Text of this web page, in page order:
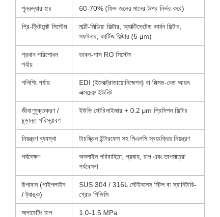
পুনরুদ্ধার হার 60-70% (ফিড জলের মানের উপর নির্ভর করে)
প্রি-ট্রিটমেন্ট সিস্টেম
মাল্টি-মিডিয়া ফিল্টার, অ্যাক্টিভেটেড কার্বন ফিল্টার,
সফটনার, কার্টিজ ফিল্টার (5 μm)
প্রধান পরিশোধন
পর্যায়
ডাবল-পাস RO সিস্টেম
পলিশিং পর্যায়
EDI (ইলেক্ট্রোডায়োনিজেশন) বা মিক্সড-বেড আয়ন
এক্সচেঞ্জ ইউনিট
জীবাণুমুক্তকরণ /
চূড়ান্ত পরিস্রাবণ
ইউভি স্টেরিলাইজার + 0.2 μm প্রিসিশন ফিল্টার
নিয়ন্ত্রণ ব্যবস্থা টাচস্ক্রিন ইন্টারফেস সহ পিএলসি স্বয়ংক্রিয় নিয়ন্ত্রণ
পর্যবেক্ষণ
অনলাইন পরিবাহিতা, প্রবাহ, চাপ এবং তাপমাত্রা
পর্যবেক্ষণ
উপাদান (পাইপলাইন
/ ট্যাঙ্ক)
SUS 304 / 316L স্টেইনলেস স্টিল বা স্যানিটারি-
গ্রেড পিভিসি
অপারেটিং চাপ
1.0-1.5 MPa